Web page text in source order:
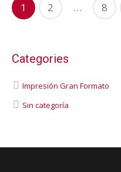
1 2 … 8
Categories
Impresión Gran Formato
Sin categoría